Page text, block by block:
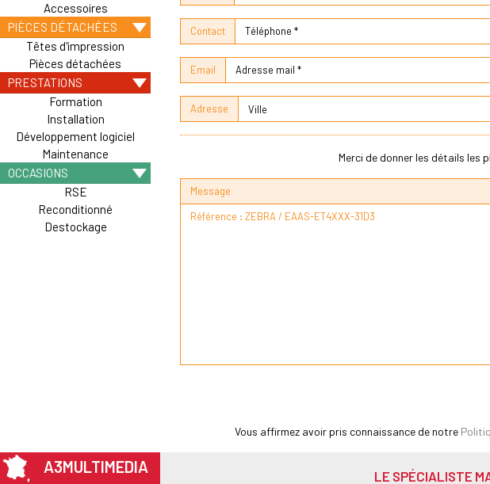
Accessoires
PIÈCES DÉTACHÉES
Têtes d'impression
Pièces détachées
PRESTATIONS
Formation
Installation
Développement logiciel
Maintenance
OCCASIONS
RSE
Reconditionné
Destockage
Contact
Email
Adresse
Merci de donner les détails les
Message
Vous affirmez avoir pris connaissance de notre
A3MULTIMEDIA LE SPÉCIALISTE